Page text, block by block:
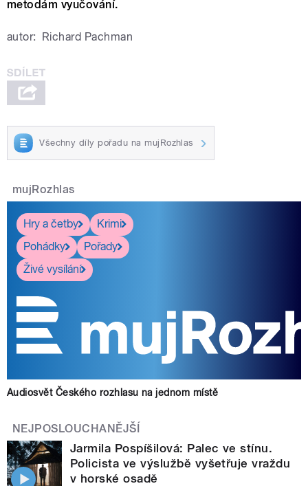
metodám vyučování.
autor: Richard Pachman
Všechny díly pořadu na mujRozhlas
mujRozhlas
Hry a četby
Krimi
Pohádky
Pořady
Živé vysílání
Audiosvět Českého rozhlasu na jednom místě
NEJPOSLOUCHANĚJŠÍ
Jarmila Pospíšilová: Palec ve stínu.
Policista ve výslužbě vyšetřuje vraždu
v horské osadě